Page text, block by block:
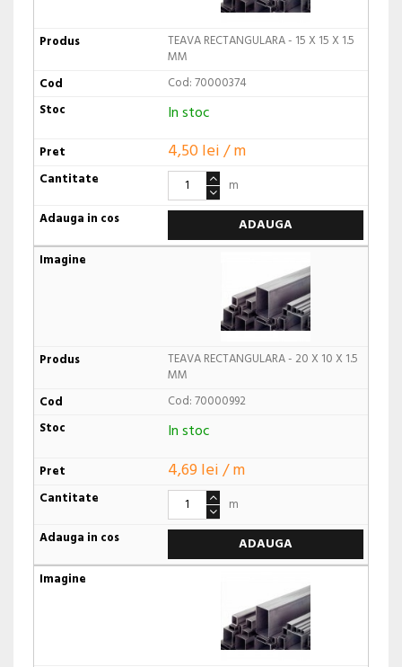
TEAVA RECTANGULARA - 15 X 15 X 1.5
MM
Cod: 70000374
In stoc
4,50 lei / m
m
ADAUGA
TEAVA RECTANGULARA - 20 X 10 X 1.5
MM
Cod: 70000992
In stoc
4,69 lei / m
m
ADAUGA